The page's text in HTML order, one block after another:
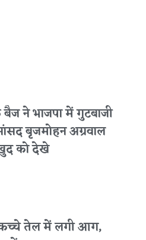
ने भाजपा में गुटबाजी
बृजमोहन अग्रवाल
को देखे
कच्चे तेल में लगी आग,